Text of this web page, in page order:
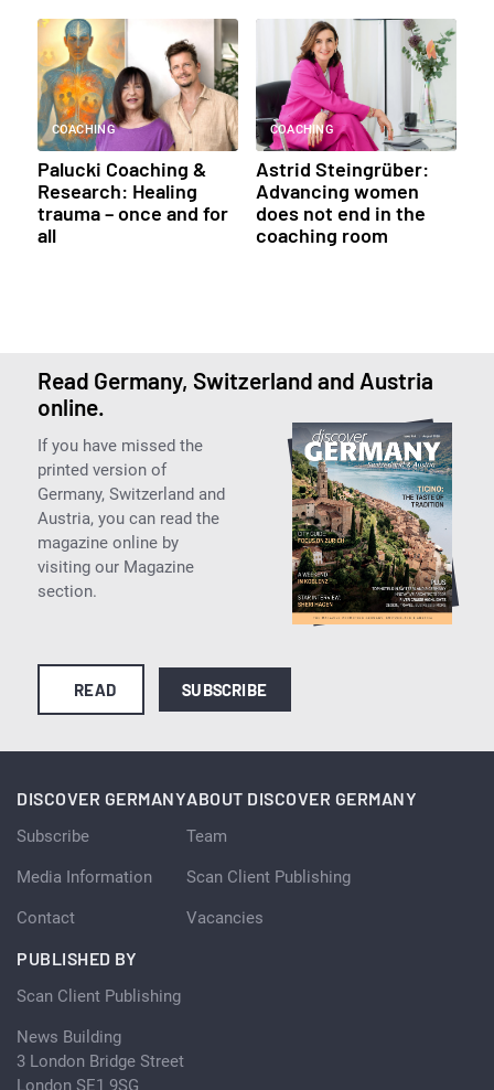
COACHING
Palucki Coaching &
Research: Healing
trauma – once and for
all
COACHING
Astrid Steingrüber:
Advancing women
does not end in the
coaching room
Read Germany, Switzerland and Austria
online.
If you have missed the
printed version of
Germany, Switzerland and
Austria, you can read the
magazine online by
visiting our Magazine
section.
READ SUBSCRIBE
DISCOVER GERMANY
Subscribe
Media Information
Contact
ABOUT DISCOVER GERMANY
Team
Scan Client Publishing
Vacancies
PUBLISHED BY
Scan Client Publishing
News Building
3 London Bridge Street